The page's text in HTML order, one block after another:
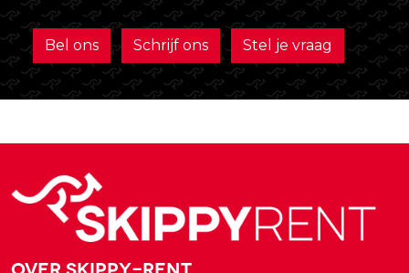
Bel ons Schrijf ons Stel je vraag
Over Skippy-rent